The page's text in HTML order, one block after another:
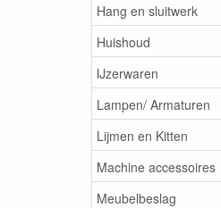
Hang en sluitwerk
Huishoud
IJzerwaren
Lampen/ Armaturen
Lijmen en Kitten
Machine accessoires
Meubelbeslag